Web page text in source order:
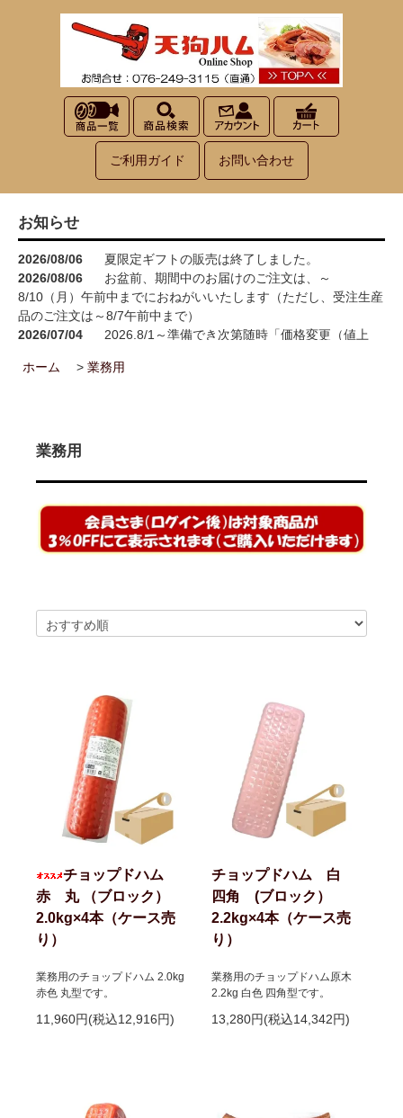
ご利用ガイド お問い合わせ
お知らせ
2026/08/06
夏限定ギフトの販売は終了しました。
2026/08/06
お盆前、期間中のお届けのご注文は、～
8/10（月）午前中までにおねがいいたします（ただし、受注生産
品のご注文は～8/7午前中まで）
2026/07/04
2026.8/1～準備でき次第随時「価格変更（値上
2026/05/15
お買い物が楽しくなる！100円お買い上げごとに1
2025/08/29
2025/07/14
お届け先1か所に付き10,800円（税込）以上ご購
入で送料無料(^^)/（ただし例外（冷凍商品を同梱された場合な
ど）もございます）
2025/07/14
会員登録後のお買い物がお得に！！ポイントにつ
2025/01/05
「お肉」のご注文は「お急ぎ便」「当日出荷」の
対象外です。詳しくは各ページの「商品説明」欄をご確認くださ
に、備考欄にその旨をご記入ください。品物が準備出来次第、発
送させていただきます。
「地域から元気に！！」天狗ハムでは【金沢市】
の「ふるさと納税返礼品」に提供しております。
ホーム > 業務用
業務用
チョップドハム
赤 丸 （ブロック）
2.0kg×4本（ケース売
り）
業務用のチョップドハム 2.0kg
赤色 丸型です。
11,960円(税込12,916円)
チョップドハム 白
四角 (ブロック）
2.2kg×4本（ケース売
り）
業務用のチョップドハム原木
2.2kg 白色 四角型です。
13,280円(税込14,342円)